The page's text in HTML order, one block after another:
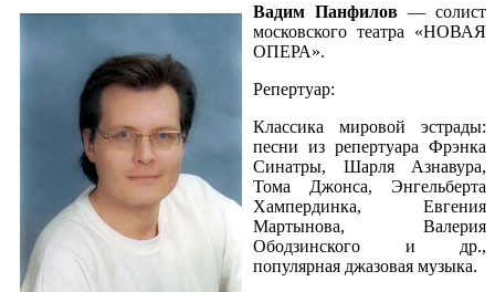
Вадим Панфилов — солист
московского театра «НОВАЯ
ОПЕРА».
Репертуар:
Классика мировой эстрады:
песни из репертуара Фрэнка
Синатры, Шарля Азнавура,
Тома Джонса, Энгельберта
Хампердинка, Евгения
Мартынова, Валерия
Ободзинского и др.,
популярная джазовая музыка.